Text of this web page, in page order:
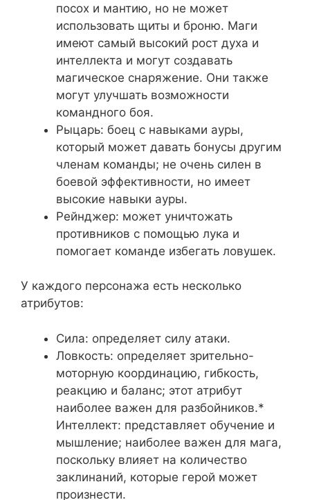
посох и мантию, но не может
использовать щиты и броню. Маги
имеют самый высокий рост духа и
интеллекта и могут создавать
магическое снаряжение. Они также
могут улучшать возможности
командного боя.
Рыцарь: боец с навыками ауры,
который может давать бонусы другим
членам команды; не очень силен в
боевой эффективности, но имеет
высокие навыки ауры.
Рейнджер: может уничтожать
противников с помощью лука и
помогает команде избегать ловушек.
У каждого персонажа есть несколько
атрибутов:
Сила: определяет силу атаки.
Ловкость: определяет зрительно-
моторную координацию, гибкость,
реакцию и баланс; этот атрибут
наиболее важен для разбойников.*
Интеллект: представляет обучение и
мышление; наиболее важен для мага,
поскольку влияет на количество
заклинаний, которые герой может
произнести.